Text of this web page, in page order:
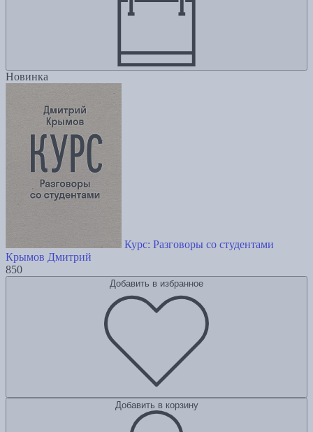
Новинка
Курс: Разговоры со студентами
Крымов Дмитрий
850
Добавить в избранное
Добавить в корзину